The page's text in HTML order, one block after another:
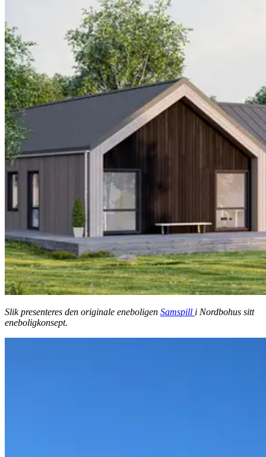
Slik presenteres den originale eneboligen Samspill i Nordbohus sitt
eneboligkonsept.